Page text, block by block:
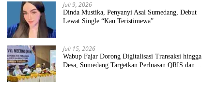
Juli 9, 2026
Dinda Mustika, Penyanyi Asal Sumedang, Debut
Lewat Single “Kau Teristimewa”
Juli 15, 2026
Wabup Fajar Dorong Digitalisasi Transaksi hingga
Desa, Sumedang Targetkan Perluasan QRIS dan